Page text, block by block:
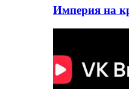
Империя на